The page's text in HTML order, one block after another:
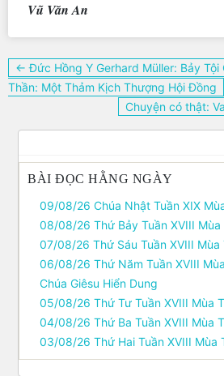
Vũ Văn An
Điều
hướng
bài
← Đức Hồng Y Gerhard Müller: Bảy Tội
Thần: Một Thảm Kịch Thượng Hội Đồng
Chuyện có thật:
BÀI ĐỌC HẰNG NGÀY
09/08/26 Chúa Nhật Tuần XIX
08/08/26 Thứ Bảy Tuần XVIII
07/08/26 Thứ Sáu Tuần XVIII
06/08/26 Thứ Năm Tuần XVIII
Chúa Giêsu Hiển Dung
05/08/26 Thứ Tư Tuần XVIII Mùa
04/08/26 Thứ Ba Tuần XVIII Mùa
03/08/26 Thứ Hai Tuần XVIII Mùa